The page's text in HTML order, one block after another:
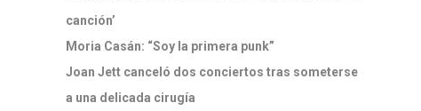
canción’
Moria Casán: “Soy la primera punk”
Joan Jett canceló dos conciertos tras someterse
a una delicada cirugía